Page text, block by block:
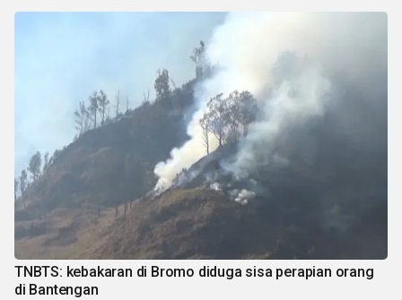
TNBTS: kebakaran di Bromo diduga sisa perapian orang
di Bantengan